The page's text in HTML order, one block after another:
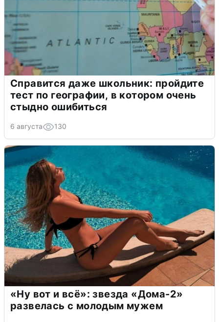
Справится даже школьник: пройдите
тест по географии, в котором очень
стыдно ошибиться
6 августа 130
«Ну вот и всё»: звезда «Дома-2»
развелась с молодым мужем